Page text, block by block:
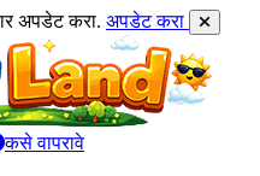
अपडेट करा. अपडेट करा
कसे वापरावे